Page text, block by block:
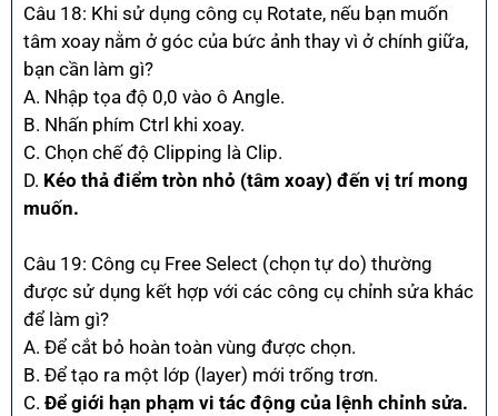
Câu 18: Khi sử dụng công cụ Rotate, nếu bạn muốn
tâm xoay nằm ở góc của bức ảnh thay vì ở chính giữa,
bạn cần làm gì?
A. Nhập tọa độ 0,0 vào ô Angle.
B. Nhấn phím Ctrl khi xoay.
C. Chọn chế độ Clipping là Clip.
D. Kéo thả điểm tròn nhỏ (tâm xoay) đến vị trí mong
muốn.
Câu 19: Công cụ Free Select (chọn tự do) thường
được sử dụng kết hợp với các công cụ chỉnh sửa khác
để làm gì?
A. Để cắt bỏ hoàn toàn vùng được chọn.
B. Để tạo ra một lớp (layer) mới trống trơn.
C. Để giới hạn phạm vi tác động của lệnh chỉnh sửa.